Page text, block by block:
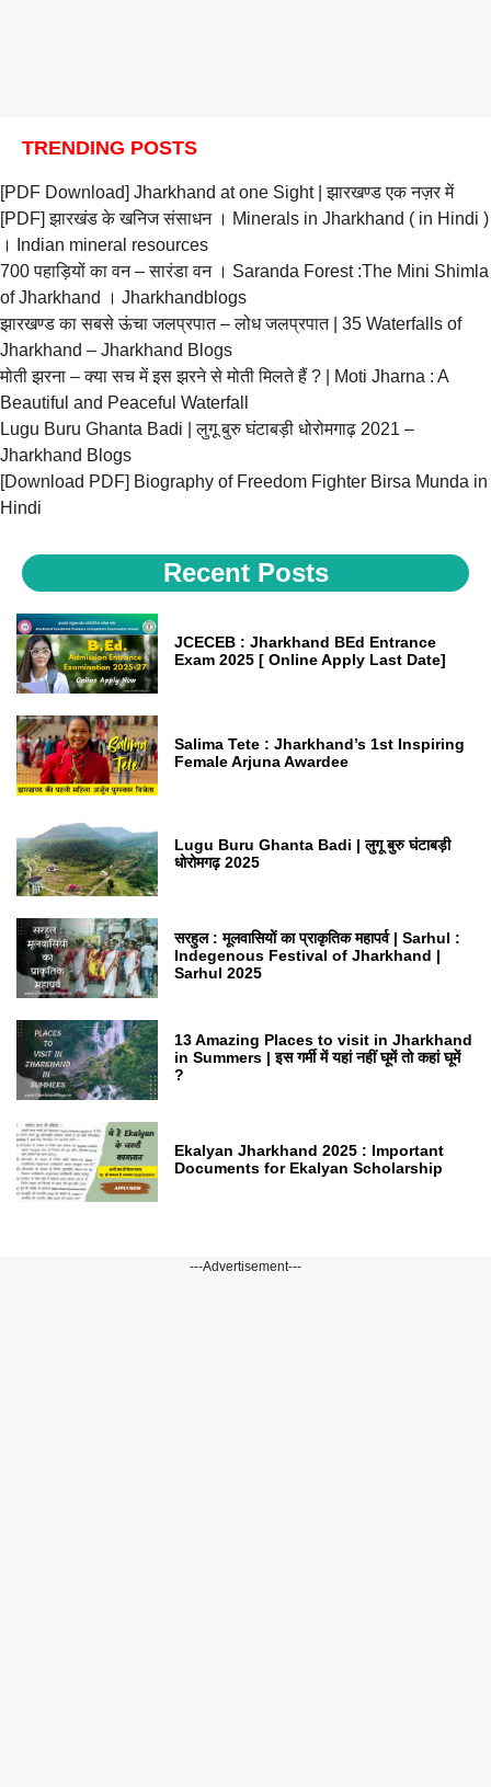
TRENDING POSTS
[PDF Download] Jharkhand at one Sight | झारखण्ड एक नज़र में
[PDF] झारखंड के खनिज संसाधन । Minerals in Jharkhand ( in Hindi )
। Indian mineral resources
700 पहाड़ियों का वन – सारंडा वन । Saranda Forest :The Mini Shimla
of Jharkhand । Jharkhandblogs
झारखण्ड का सबसे ऊंचा जलप्रपात – लोध जलप्रपात | 35 Waterfalls of
Jharkhand – Jharkhand Blogs
मोती झरना – क्या सच में इस झरने से मोती मिलते हैं ? | Moti Jharna : A
Beautiful and Peaceful Waterfall
Lugu Buru Ghanta Badi | लुगू बुरु घंटाबड़ी धोरोमगाढ़ 2021 –
Jharkhand Blogs
[Download PDF] Biography of Freedom Fighter Birsa Munda in
Hindi
Recent Posts
JCECEB : Jharkhand BEd Entrance
Exam 2025 [ Online Apply Last Date]
Salima Tete : Jharkhand’s 1st Inspiring
Female Arjuna Awardee
Lugu Buru Ghanta Badi | लुगू बुरु घंटाबड़ी
धोरोमगढ़ 2025
सरहुल : मूलवासियों का प्राकृतिक महापर्व | Sarhul :
Indegenous Festival of Jharkhand |
Sarhul 2025
13 Amazing Places to visit in Jharkhand
in Summers | इस गर्मी में यहां नहीं घूमें तो कहां घूमें
?
Ekalyan Jharkhand 2025 : Important
Documents for Ekalyan Scholarship
---Advertisement---